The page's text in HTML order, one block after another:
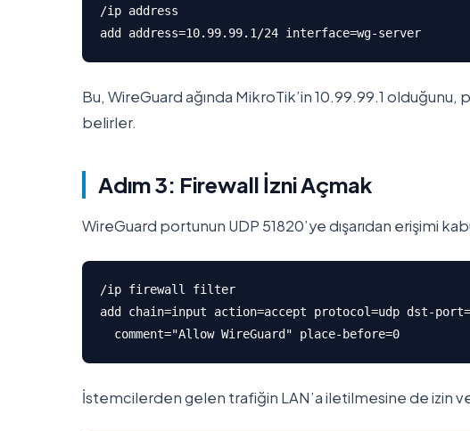
/ip address
add address=10.99.99.1/24 interface=wg-server
Bu, WireGuard ağında MikroTik’in 10.99.99.1 olduğunu,
belirler.
Adım 3: Firewall İzni Açmak
WireGuard portunun UDP 51820’ye dışarıdan erişimi
/ip firewall filter
add chain=input action=accept protocol=udp dst-
  comment="Allow WireGuard" place-before=0
İstemcilerden gelen trafiğin LAN’a iletilmesine de izin